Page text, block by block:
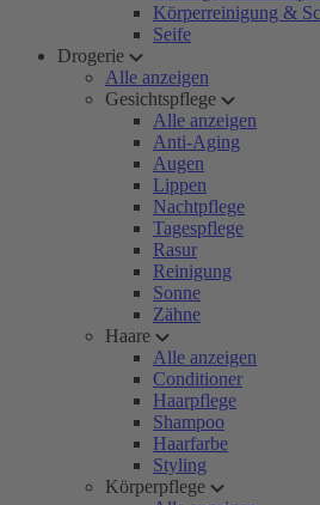
Körperreinigung &
Seife
Drogerie
Alle anzeigen
Gesichtspflege
Alle anzeigen
Anti-Aging
Augen
Lippen
Nachtpflege
Tagespflege
Rasur
Reinigung
Sonne
Zähne
Haare
Alle anzeigen
Conditioner
Haarpflege
Shampoo
Haarfarbe
Styling
Körperpflege